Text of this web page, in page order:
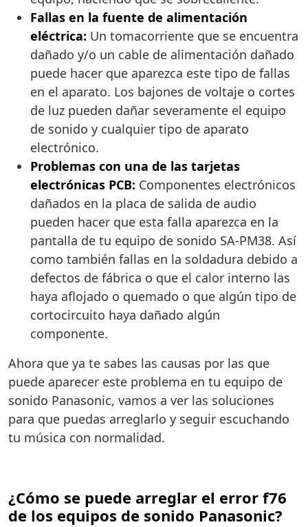
Fallas en la fuente de alimentación
eléctrica: Un tomacorriente que se encuentra
dañado y/o un cable de alimentación dañado
puede hacer que aparezca este tipo de fallas
en el aparato. Los bajones de voltaje o cortes
de luz pueden dañar severamente el equipo
de sonido y cualquier tipo de aparato
electrónico.
Problemas con una de las tarjetas
electrónicas PCB: Componentes electrónicos
dañados en la placa de salida de audio
pueden hacer que esta falla aparezca en la
pantalla de tu equipo de sonido SA-PM38. Así
como también fallas en la soldadura debido a
defectos de fábrica o que el calor interno las
haya aflojado o quemado o que algún tipo de
cortocircuito haya dañado algún
componente.
Ahora que ya te sabes las causas por las que
puede aparecer este problema en tu equipo de
sonido Panasonic, vamos a ver las soluciones
para que puedas arreglarlo y seguir escuchando
tu música con normalidad.
¿Cómo se puede arreglar el error f76
de los equipos de sonido Panasonic?